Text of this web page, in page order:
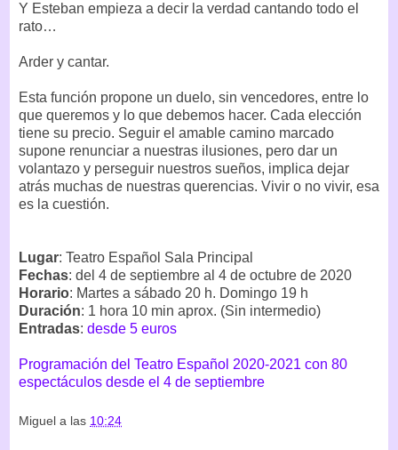
Y Esteban empieza a decir la verdad cantando todo el
rato…
Arder y cantar.
Esta función propone un duelo, sin vencedores, entre lo
que queremos y lo que debemos hacer. Cada elección
tiene su precio. Seguir el amable camino marcado
supone renunciar a nuestras ilusiones, pero dar un
volantazo y perseguir nuestros sueños, implica dejar
atrás muchas de nuestras querencias. Vivir o no vivir, esa
es la cuestión.
Lugar: Teatro Español Sala Principal
Fechas: del 4 de septiembre al 4 de octubre de 2020
Horario: Martes a sábado 20 h. Domingo 19 h
Duración: 1 hora 10 min aprox. (Sin intermedio)
Entradas: desde 5 euros
Programación del Teatro Español 2020-2021 con 80
espectáculos desde el 4 de septiembre
Miguel a las 10:24